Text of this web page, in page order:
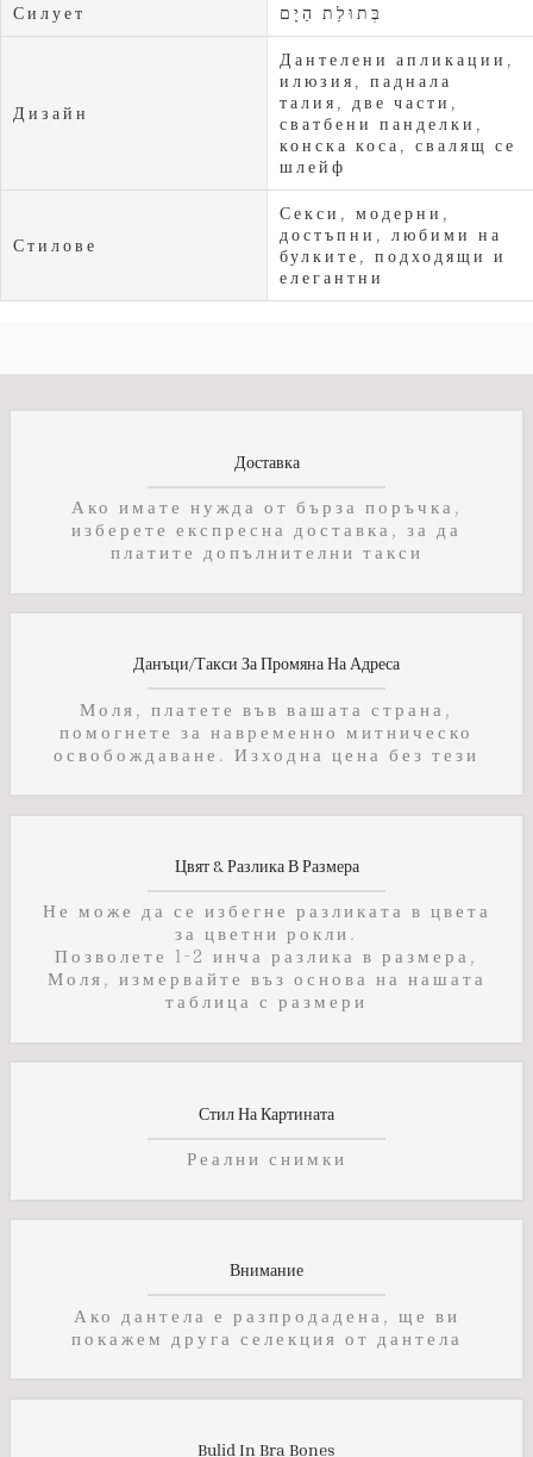
Силует בְּתוּלַת הַיָם
Дизайн
Дантелени апликации,
илюзия, паднала
талия, две части,
сватбени панделки,
конска коса, свалящ се
шлейф
Стилове
Секси, модерни,
достъпни, любими на
булките, подходящи и
елегантни
Доставка
Ако имате нужда от бърза поръчка,
изберете експресна доставка, за да
платите допълнителни такси
Данъци/Такси За Промяна На Адреса
Моля, платете във вашата страна,
помогнете за навременно митническо
освобождаване. Изходна цена без тези
Цвят & Разлика В Размера
Не може да се избегне разликата в цвета
за цветни рокли.
Позволете 1-2 инча разлика в размера,
Моля, измервайте въз основа на нашата
таблица с размери
Стил На Картината
Реални снимки
Внимание
Ако дантела е разпродадена, ще ви
покажем друга селекция от дантела
Bulid In Bra Bones